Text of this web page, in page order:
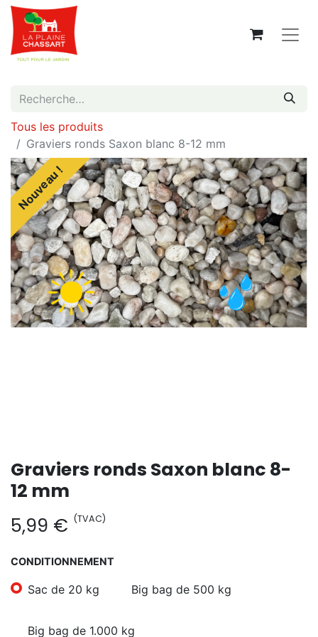
Tous les produits
Graviers ronds Saxon blanc 8-12 mm
Nouveau !
Graviers ronds Saxon blanc 8-
12 mm
5,99 € (TVAC)
CONDITIONNEMENT
Sac de 20 kg Big bag de 500 kg
Big bag de 1.000 kg